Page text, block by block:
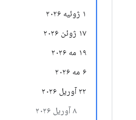
۱ ژوئیه ۲۰۲۶
۱۷ ژوئن ۲۰۲۶
۱۹ مه ۲۰۲۶
۶ مه ۲۰۲۶
۲۲ آوریل ۲۰۲۶
۸ آوریل ۲۰۲۶